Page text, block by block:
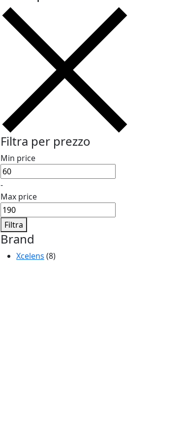
Filtra per prezzo
Min price
-
Max price
Filtra
Brand
Xcelens (8)